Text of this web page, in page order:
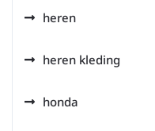
heren
heren kleding
honda